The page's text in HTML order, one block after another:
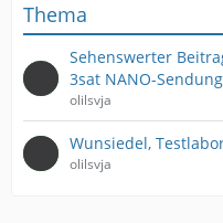
Thema
Sehenswerter
3sat NANO-
olilsvja
Wunsiedel,
olilsvja